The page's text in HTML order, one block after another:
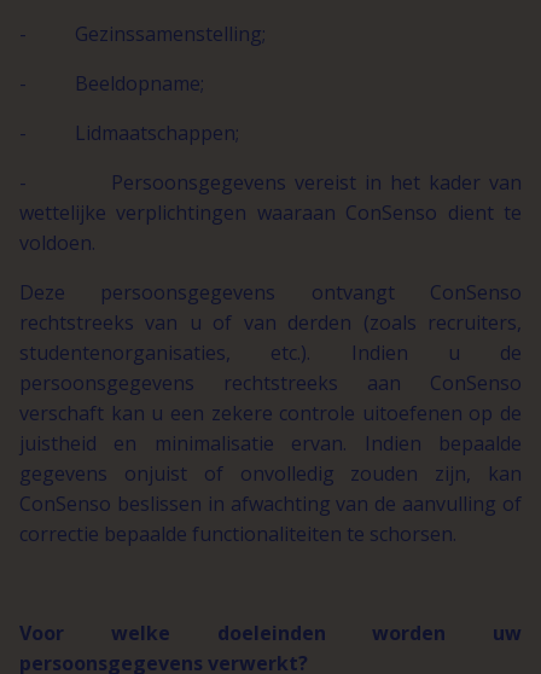
- Gezinssamenstelling;
- Beeldopname;
- Lidmaatschappen;
- Persoonsgegevens vereist in het kader van
wettelijke verplichtingen waaraan ConSenso dient te
voldoen.
Deze persoonsgegevens ontvangt ConSenso
rechtstreeks van u of van derden (zoals recruiters,
studentenorganisaties, etc.). Indien u de
persoonsgegevens rechtstreeks aan ConSenso
verschaft kan u een zekere controle uitoefenen op de
juistheid en minimalisatie ervan. Indien bepaalde
gegevens onjuist of onvolledig zouden zijn, kan
ConSenso beslissen in afwachting van de aanvulling of
correctie bepaalde functionaliteiten te schorsen.
Voor welke doeleinden worden uw
persoonsgegevens verwerkt?